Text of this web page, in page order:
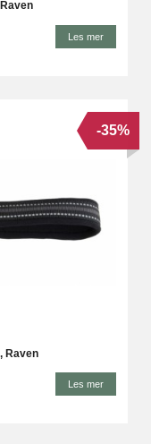
Les mer
Raven
-35%
Les mer